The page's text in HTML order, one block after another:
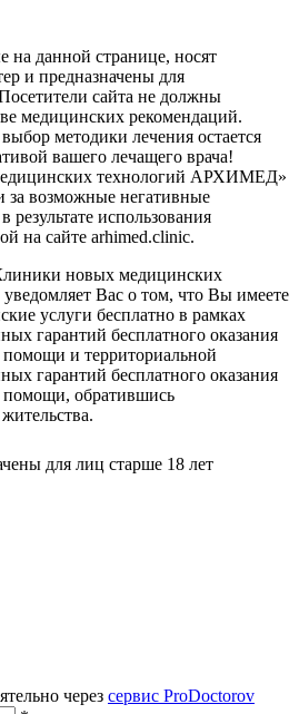
данной странице, носят
и предназначены для
сайта не должны
медицинских рекомендаций.
методики лечения остается
вашего лечащего врача!
технологий АРХИМЕД»
за возможные негативные
результате использования
на сайте arhimed.clinic.
новых медицинских
Вас о том, что Вы имеете
услуги бесплатно в рамках
гарантий бесплатного оказания
и территориальной
гарантий бесплатного оказания
обратившись
для лиц старше 18 лет
через сервис ProDoctorov